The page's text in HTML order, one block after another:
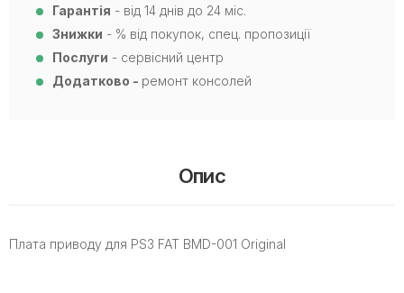
Гарантія - від 14 днів до 24 міс.
Знижки - % від покупок, спец. пропозиції
Послуги - сервісний центр
Додатково - ремонт консолей
Опис
Плата приводу для PS3 FAT BMD-001 Original